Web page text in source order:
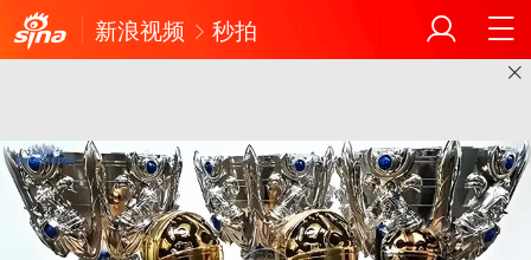
新浪视频 秒拍